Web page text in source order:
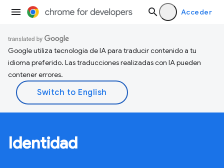
Acceder
Google utiliza tecnología de IA para traducir contenido a tu
idioma preferido. Las traducciones realizadas con IA pueden
contener errores.
Identidad